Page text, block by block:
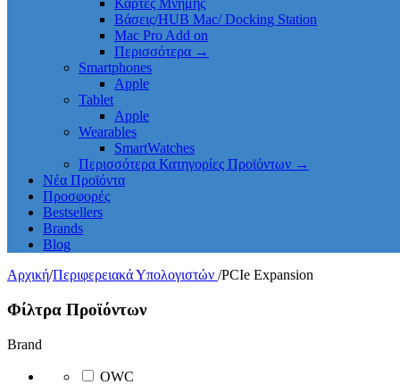
Κάρτες Μνήμης
Βάσεις/HUB Mac/ Docking Station
Mac Pro Add on
Περισσότερα →
Smartphones
Apple
Tablet
Apple
Wearables
SmartWatches
Περισσότερα Κατηγορίες Προϊόντων →
Νέα Προϊόντα
Προσφορές
Bestsellers
Brands
Blog
Αρχική/Περιφερειακά Υπολογιστών /PCIe Expansion
Φίλτρα Προϊόντων
Brand
OWC